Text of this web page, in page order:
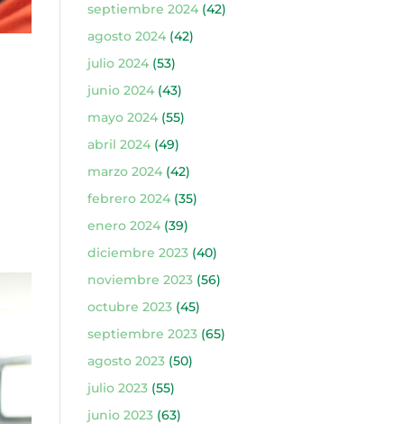
septiembre 2024(42)
agosto 2024(42)
julio 2024(53)
junio 2024(43)
mayo 2024(55)
abril 2024(49)
marzo 2024(42)
febrero 2024(35)
enero 2024(39)
diciembre 2023(40)
noviembre 2023(56)
octubre 2023(45)
septiembre 2023(65)
agosto 2023(50)
julio 2023(55)
junio 2023(63)